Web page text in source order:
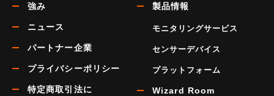
強み
ニュース
パートナー企業
プライバシーポリシー
特定商取引法に
製品情報
モニタリングサービス
センサーデバイス
プラットフォーム
Wizard Room